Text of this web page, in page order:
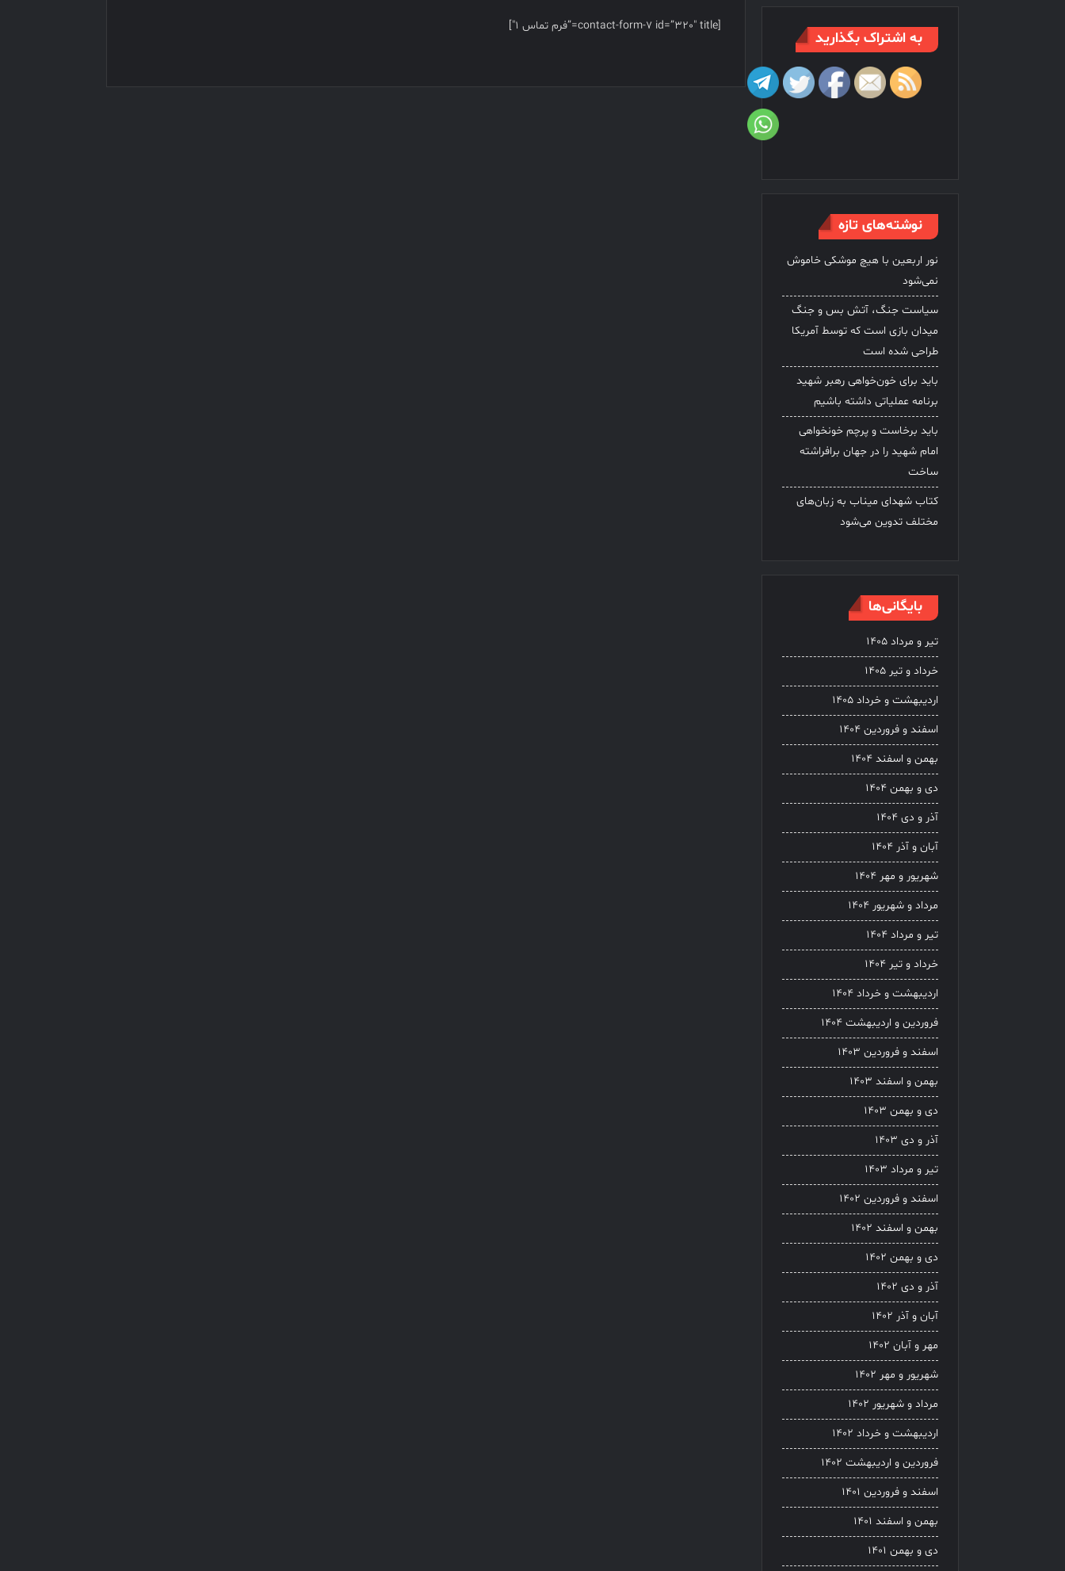
[contact-form-7 id=”320″ title=”فرم تماس 1″]
به اشتراک بگذارید
نوشته‌های تازه
نور اربعین با هیچ موشکی خاموش
نمی‌شود
سیاست جنگ، آتش بس و جنگ
میدان بازی است که توسط آمریکا
طراحی شده است
باید برای خون‌خواهی رهبر شهید
برنامه عملیاتی داشته باشیم
باید برخاست و پرچم خونخواهی
امام شهید را در جهان برافراشته
ساخت
کتاب شهدای میناب به زبان‌های
مختلف تدوین می‌شود
بایگانی‌ها
تیر و مرداد ۱۴۰۵
خرداد و تیر ۱۴۰۵
اردیبهشت و خرداد ۱۴۰۵
اسفند و فروردین ۱۴۰۴
بهمن و اسفند ۱۴۰۴
دی و بهمن ۱۴۰۴
آذر و دی ۱۴۰۴
آبان و آذر ۱۴۰۴
شهریور و مهر ۱۴۰۴
مرداد و شهریور ۱۴۰۴
تیر و مرداد ۱۴۰۴
خرداد و تیر ۱۴۰۴
اردیبهشت و خرداد ۱۴۰۴
فروردین و اردیبهشت ۱۴۰۴
اسفند و فروردین ۱۴۰۳
بهمن و اسفند ۱۴۰۳
دی و بهمن ۱۴۰۳
آذر و دی ۱۴۰۳
تیر و مرداد ۱۴۰۳
اسفند و فروردین ۱۴۰۲
بهمن و اسفند ۱۴۰۲
دی و بهمن ۱۴۰۲
آذر و دی ۱۴۰۲
آبان و آذر ۱۴۰۲
مهر و آبان ۱۴۰۲
شهریور و مهر ۱۴۰۲
مرداد و شهریور ۱۴۰۲
اردیبهشت و خرداد ۱۴۰۲
فروردین و اردیبهشت ۱۴۰۲
اسفند و فروردین ۱۴۰۱
بهمن و اسفند ۱۴۰۱
دی و بهمن ۱۴۰۱